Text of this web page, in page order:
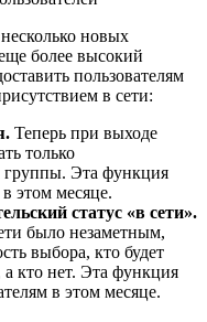
новых
более высокий
пользователям
в сети:
Теперь при выходе
только
группы. Эта функция
этом месяце.
статус «в сети».
было незаметным,
выбора, кто будет
а кто нет. Эта функция
в этом месяце.